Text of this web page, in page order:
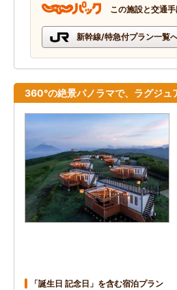
この施設と交通
新幹線/特急付プラン一覧
360°の絶景パノラマで、ラグジュ
「誕生日 記念日」を含む宿泊プラン